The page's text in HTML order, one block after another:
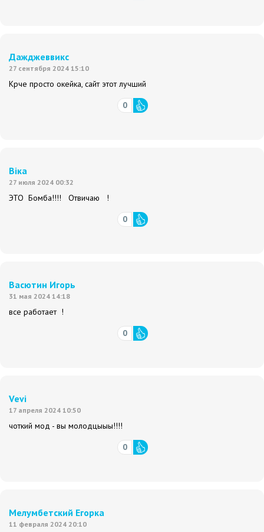
Дажджеввикс
27 сентября 2024 15:10
Крче просто окейка, сайт этот лучший
0
Віка
27 июля 2024 00:32
ЭТО Бомба!!!! Отвичаю !
0
Васютин Игорь
31 мая 2024 14:18
все работает !
0
Vevi
17 апреля 2024 10:50
чоткий мод - вы молодцыыы!!!!
0
Мелумбетский Егорка
11 февраля 2024 20:10